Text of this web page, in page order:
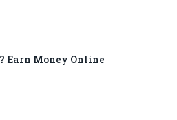
Earn Money Online